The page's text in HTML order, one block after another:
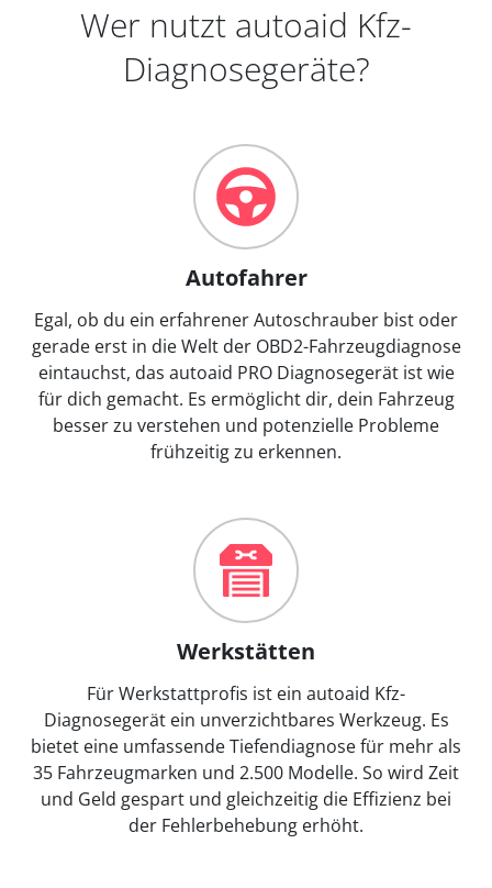
Wer nutzt autoaid Kfz-
Diagnosegeräte?
Autofahrer
Egal, ob du ein erfahrener Autoschrauber bist oder
gerade erst in die Welt der OBD2-Fahrzeugdiagnose
eintauchst, das autoaid PRO Diagnosegerät ist wie
für dich gemacht. Es ermöglicht dir, dein Fahrzeug
besser zu verstehen und potenzielle Probleme
frühzeitig zu erkennen.
Werkstätten
Für Werkstattprofis ist ein autoaid Kfz-
Diagnosegerät ein unverzichtbares Werkzeug. Es
bietet eine umfassende Tiefendiagnose für mehr als
35 Fahrzeugmarken und 2.500 Modelle. So wird Zeit
und Geld gespart und gleichzeitig die Effizienz bei
der Fehlerbehebung erhöht.